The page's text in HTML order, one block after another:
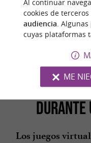
Crédito de la
DURANTE
Los juegos
Al continuar
cookies de
audiencia .
cuyas plataformas
ME